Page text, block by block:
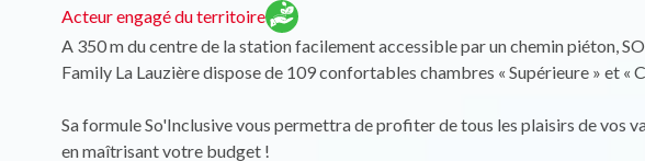
Acteur engagé du territoire
A 350 m du centre de la station facilement accessible par un chemin piéton,
Family La Lauzière dispose de 109 confortables chambres « Supérieure » et «
Sa formule So'Inclusive vous permettra de profiter de tous les plaisirs de vos
en maîtrisant votre budget !